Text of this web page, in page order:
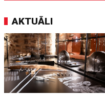
AKTUĀLI